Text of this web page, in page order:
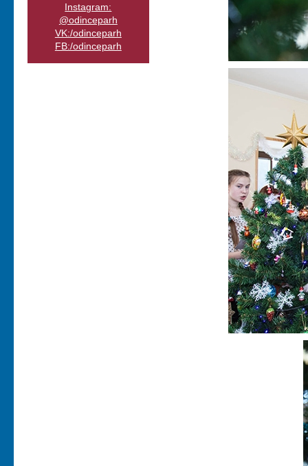
Instagram:
@odinceparh
VK:/odinceparh
FB:/odinceparh